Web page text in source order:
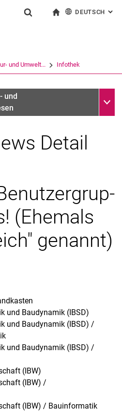
Springe direkt zu: Inhalt
Springe direkt zu: Suche
Springe direkt zu:
(öffnet externen Link in einem
DEUTSCH :
und Umwelt... Infothek
und
Detail
(Ehe­mals
ge­nannt)
und Baudynamik (IBSD)
und Baudynamik (IBSD) /
und Baudynamik (IBSD) /
(IBW)
(IBW) /
(IBW) / Bauinformatik